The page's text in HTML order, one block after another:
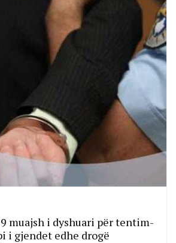
muajsh i dyshuari për tentim-
i gjendet edhe drogë